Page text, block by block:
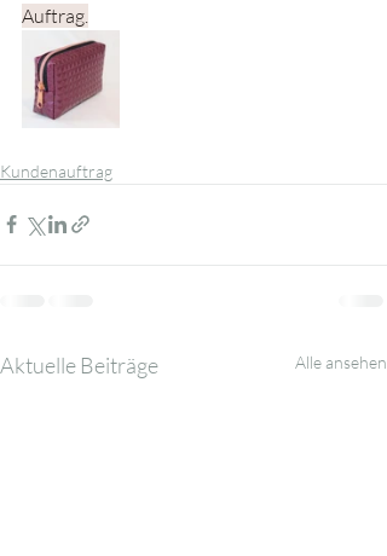
Auftrag.
Kundenauftrag
Aktuelle Beiträge Alle ansehen